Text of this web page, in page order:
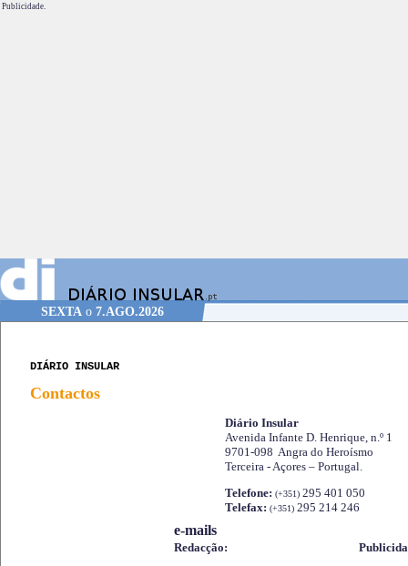
Publicidade.
SEXTA o 7.AGO.2026
DIÁRIO INSULAR
Contactos
Diário Insular
Avenida Infante D. Henrique, n.º 1
9701-098 Angra do Heroísmo
Terceira - Açores – Portugal.
Telefone: (+351) 295 401 050
Telefax: (+351) 295 214 246
e-mails
Redacção: